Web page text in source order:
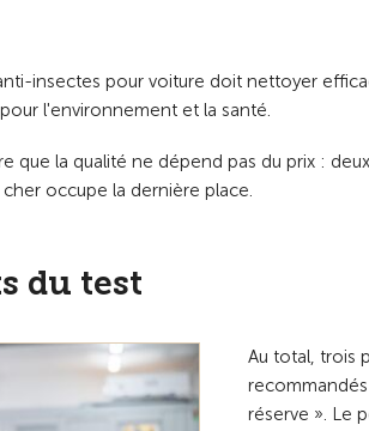
insectes pour voiture doit nettoyer
l'environnement et la santé.
que la qualité ne dépend pas du prix :
occupe la dernière place.
du test
Au total, trois
réserve ». Le